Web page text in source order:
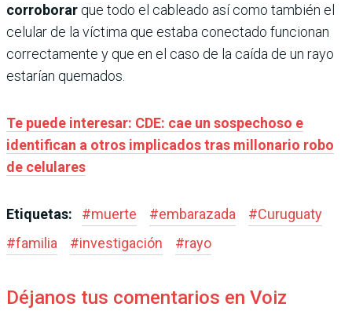
corroborar que todo el cableado así como también el
celular de la víctima que estaba conectado funcionan
correctamente y que en el caso de la caída de un rayo
estarían quemados.
Te puede interesar: CDE: cae un sospechoso e
identifican a otros implicados tras millonario robo
de celulares
Etiquetas: #muerte #embarazada #Curuguaty
#familia #investigación #rayo
Déjanos tus comentarios en Voiz